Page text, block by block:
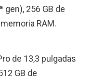
gen), 256 GB de
RAM.
de 13,3 pulgadas
GB de